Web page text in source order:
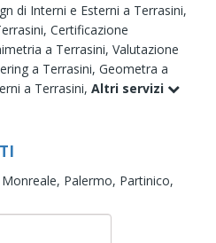
di Interni e Esterni a Terrasini,
Certificazione
a Terrasini, Valutazione
a Terrasini, Geometra a
a Terrasini, Altri servizi
Monreale, Palermo, Partinico,